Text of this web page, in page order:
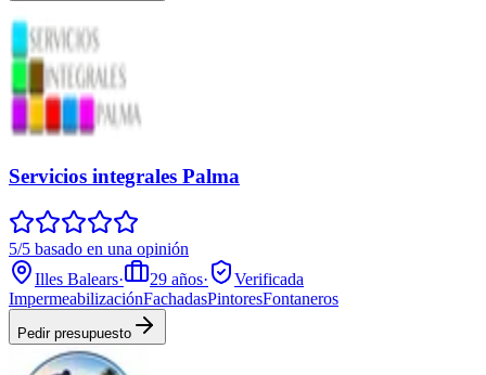
Servicios integrales Palma
5/5 basado en una opinión
Illes Balears· 29 años·
Verificada
ImpermeabilizaciónFachadasPintoresFontaneros
Pedir presupuesto